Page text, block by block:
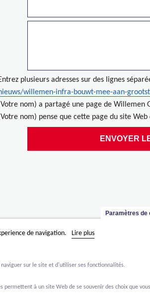
plusieurs adresses sur des lignes
willemen-infra-bouwt-mee-aan-
nom) a partagé une page de Willemen
nom) pense que cette page du site
Paramètres de
de navigation. Lire plus
sur le site et d'utiliser ses fonctionnalités.
permettent à un site Web de se souvenir des choix que